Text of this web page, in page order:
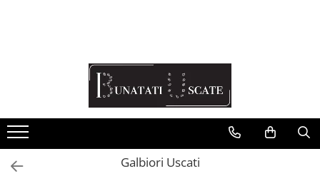
Condimente
Fructe
Pulberi
Galbiori Uscati